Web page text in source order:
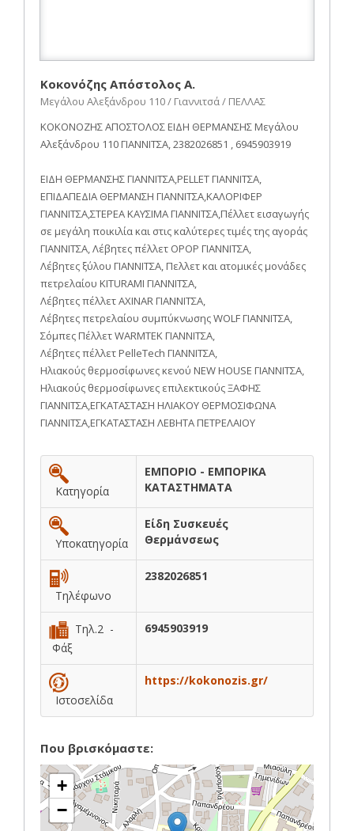
Κοκονόζης Απόστολος Α.
Μεγάλου Αλεξάνδρου 110 / Γιαννιτσά / ΠΕΛΛΑΣ
ΚΟΚΟΝΟΖΗΣ ΑΠΟΣΤΟΛΟΣ ΕΙΔΗ ΘΕΡΜΑΝΣΗΣ Μεγάλου
Αλεξάνδρου 110 ΓΙΑΝΝΙΤΣΑ, 2382026851 , 6945903919
ΕΙΔΗ ΘΕΡΜΑΝΣΗΣ ΓΙΑΝΝΙΤΣΑ,PELLET ΓΙΑΝΝΙΤΣΑ,
ΕΠΙΔΑΠΕΔΙΑ ΘΕΡΜΑΝΣΗ ΓΙΑΝΝΙΤΣΑ,ΚΑΛΟΡΙΦΕΡ
ΓΙΑΝΝΙΤΣΑ,ΣΤΕΡΕΑ ΚΑΥΣΙΜΑ ΓΙΑΝΝΙΤΣΑ,Πέλλετ εισαγωγής
σε μεγάλη ποικιλία και στις καλύτερες τιμές της αγοράς
ΓΙΑΝΝΙΤΣΑ, Λέβητες πέλλετ OPOP ΓΙΑΝΝΙΤΣΑ,
Λέβητες ξύλου ΓΙΑΝΝΙΤΣΑ, Πελλετ και ατομικές μονάδες
πετρελαίου KITURAMI ΓΙΑΝΝΙΤΣΑ,
Λέβητες πέλλετ ΑΧΙΝΑR ΓΙΑΝΝΙΤΣΑ,
Λέβητες πετρελαίου συμπύκνωσης WOLF ΓΙΑΝΝΙΤΣΑ,
Σόμπες Πέλλετ WARMTEK ΓΙΑΝΝΙΤΣΑ,
Λέβητες πέλλετ PelleTech ΓΙΑΝΝΙΤΣΑ,
Ηλιακούς θερμοσίφωνες κενού NEW HOUSE ΓΙΑΝΝΙΤΣΑ,
Ηλιακούς θερμοσίφωνες επιλεκτικούς ΞΑΦΗΣ
ΓΙΑΝΝΙΤΣΑ,ΕΓΚΑΤΑΣΤΑΣΗ ΗΛΙΑΚΟΥ ΘΕΡΜΟΣΙΦΩΝΑ
ΓΙΑΝΝΙΤΣΑ,ΕΓΚΑΤΑΣΤΑΣΗ ΛΕΒΗΤΑ ΠΕΤΡΕΛΑΙΟΥ
Κατηγορία
ΕΜΠΟΡΙΟ - ΕΜΠΟΡΙΚΑ
ΚΑΤΑΣΤΗΜΑΤΑ
Υποκατηγορία
Είδη Συσκευές
Θερμάνσεως
Τηλέφωνο
2382026851
Τηλ.2 -
Φάξ
6945903919
Ιστοσελίδα
https://kokonozis.gr/
Που βρισκόμαστε:
+
−